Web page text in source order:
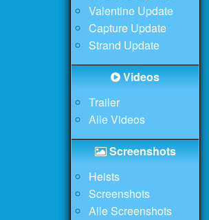
Valentine Update
Capture Update
Strand Update
Videos
Trailer
Alle Videos
Screenshots
Heists
Screenshots
Alle Screenshots